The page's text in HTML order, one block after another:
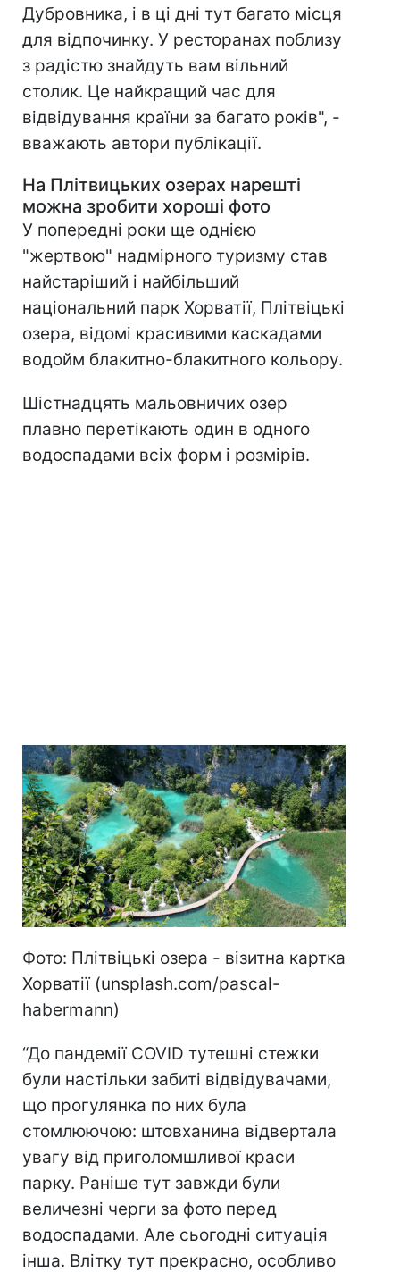
Дубровника, і в ці дні тут багато місця
для відпочинку. У ресторанах поблизу
з радістю знайдуть вам вільний
столик. Це найкращий час для
відвідування країни за багато років", -
вважають автори публікації.
На Плітвицьких озерах нарешті
можна зробити хороші фото
У попередні роки ще однією
"жертвою" надмірного туризму став
найстаріший і найбільший
національний парк Хорватії, Плітвіцькі
озера, відомі красивими каскадами
водойм блакитно-блакитного кольору.
Шістнадцять мальовничих озер
плавно перетікають один в одного
водоспадами всіх форм і розмірів.
Фото: Плітвіцькі озера - візитна картка
Хорватії (unsplash.com/pascal-
habermann)
“До пандемії COVID тутешні стежки
були настільки забиті відвідувачами,
що прогулянка по них була
стомлюючою: штовханина відвертала
увагу від приголомшливої краси
парку. Раніше тут завжди були
величезні черги за фото перед
водоспадами. Але сьогодні ситуація
інша. Влітку тут прекрасно, особливо